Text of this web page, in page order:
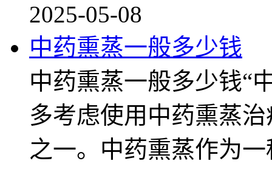
2025-05-08
中药熏蒸一般多少钱
中药熏蒸一般多少钱“
多考虑使用中药熏蒸
之一。中药熏蒸作为